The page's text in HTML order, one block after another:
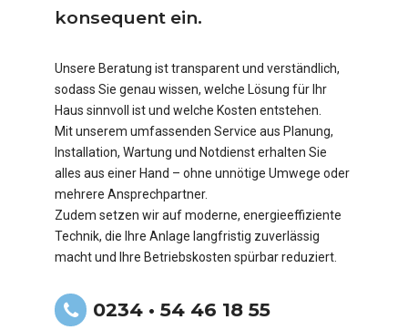
konsequent ein.
Unsere Beratung ist transparent und verständlich,
sodass Sie genau wissen, welche Lösung für Ihr
Haus sinnvoll ist und welche Kosten entstehen.
Mit unserem umfassenden Service aus Planung,
Installation, Wartung und Notdienst erhalten Sie
alles aus einer Hand – ohne unnötige Umwege oder
mehrere Ansprechpartner.
Zudem setzen wir auf moderne, energieeffiziente
Technik, die Ihre Anlage langfristig zuverlässig
macht und Ihre Betriebskosten spürbar reduziert.
0234 • 54 46 18 55